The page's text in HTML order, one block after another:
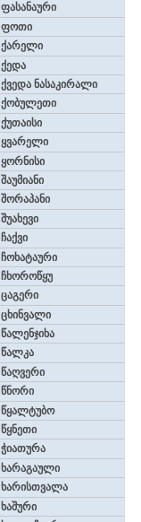
ფასანაური
ფოთი
ქარელი
ქედა
ქვედა ნასაკირალი
ქობულეთი
ქუთაისი
ყვარელი
ყორნისი
შაუმიანი
შორაპანი
შუახევი
ჩაქვი
ჩოხატაური
ჩხოროწყუ
ცაგერი
ცხინვალი
წალენჯიხა
წალკა
წაღვერი
წნორი
წყალტუბო
წყნეთი
ჭიათურა
ხარაგაული
ხარისთვალა
ხაშური